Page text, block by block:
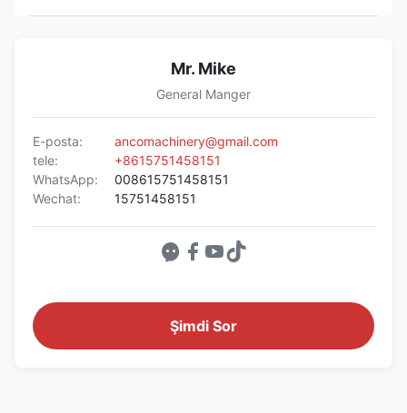
Mr. Mike
General Manger
E-posta:
ancomachinery@gmail.com
tele:
+8615751458151
WhatsApp:
008615751458151
Wechat:
15751458151
Şimdi Sor